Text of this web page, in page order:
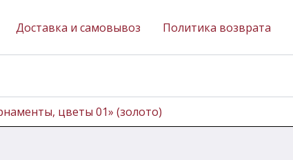
Доставка и самовывоз Политика возврата
цветы 01» (золото)